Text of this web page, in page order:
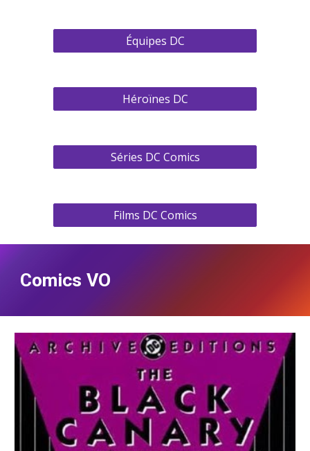
Équipes DC
Héroïnes DC
Séries DC Comics
Films DC Comics
Comics VO